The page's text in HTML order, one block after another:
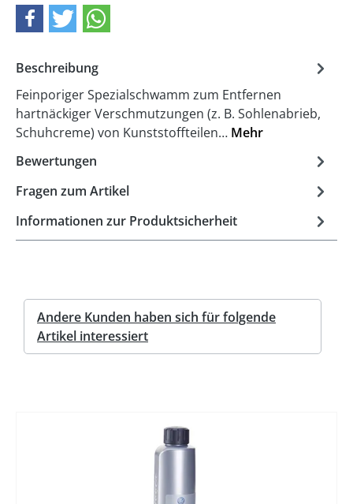
Beschreibung
Feinporiger Spezialschwamm zum Entfernen
hartnäckiger Verschmutzungen (z. B. Sohlenabrieb,
Schuhcreme) von Kunststoffteilen… Mehr
Bewertungen
Fragen zum Artikel
Informationen zur Produktsicherheit
Andere Kunden haben sich für folgende
Artikel interessiert